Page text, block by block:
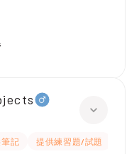
記 提供練習題/試題